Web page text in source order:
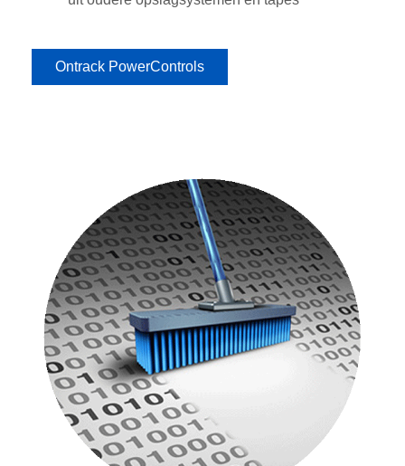
Ontrack PowerControls